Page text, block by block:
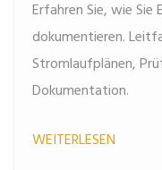
Erfahren Sie, wie
dokumentieren.
Stromlaufplänen,
Dokumentation.
WEITERLESEN